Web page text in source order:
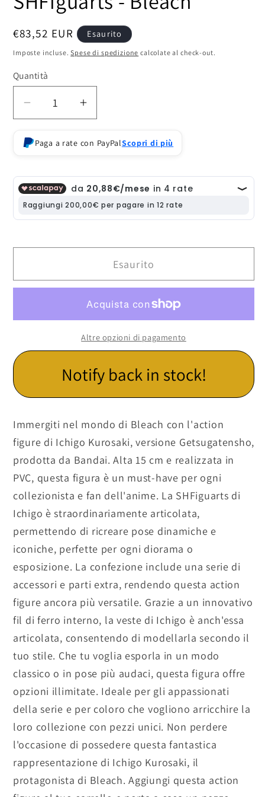
Prezzo
di
€83,52 EUR Esaurito
Imposte incluse.Spese di spedizione calcolate al check-out.
Quantità
Diminuisci
per
Ichigo
Kurosaki
Getsugatensho
-
Aumenta
per
Ichigo
Kurosaki
Getsugatensho
-
Bleach
Paga a rate con PayPalScopri di più
Esaurito
Altre opzioni di pagamento
Notify back in stock!
Immergiti nel mondo di Bleach con l'action
figure di Ichigo Kurosaki, versione Getsugatensho,
prodotta da Bandai. Alta 15 cm e realizzata in
PVC, questa figura è un must-have per ogni
collezionista e fan dell'anime. La SHFiguarts di
Ichigo è straordinariamente articolata,
permettendo di ricreare pose dinamiche e
iconiche, perfette per ogni diorama o
esposizione. La confezione include una serie di
accessori e parti extra, rendendo questa action
figure ancora più versatile. Grazie a un innovativo
fil di ferro interno, la veste di Ichigo è anch'essa
articolata, consentendo di modellarla secondo il
tuo stile. Che tu voglia esporla in un modo
classico o in pose più audaci, questa figura offre
opzioni illimitate. Ideale per gli appassionati
della serie e per coloro che vogliono arricchire la
loro collezione con pezzi unici. Non perdere
l'occasione di possedere questa fantastica
rappresentazione di Ichigo Kurosaki, il
protagonista di Bleach. Aggiungi questa action